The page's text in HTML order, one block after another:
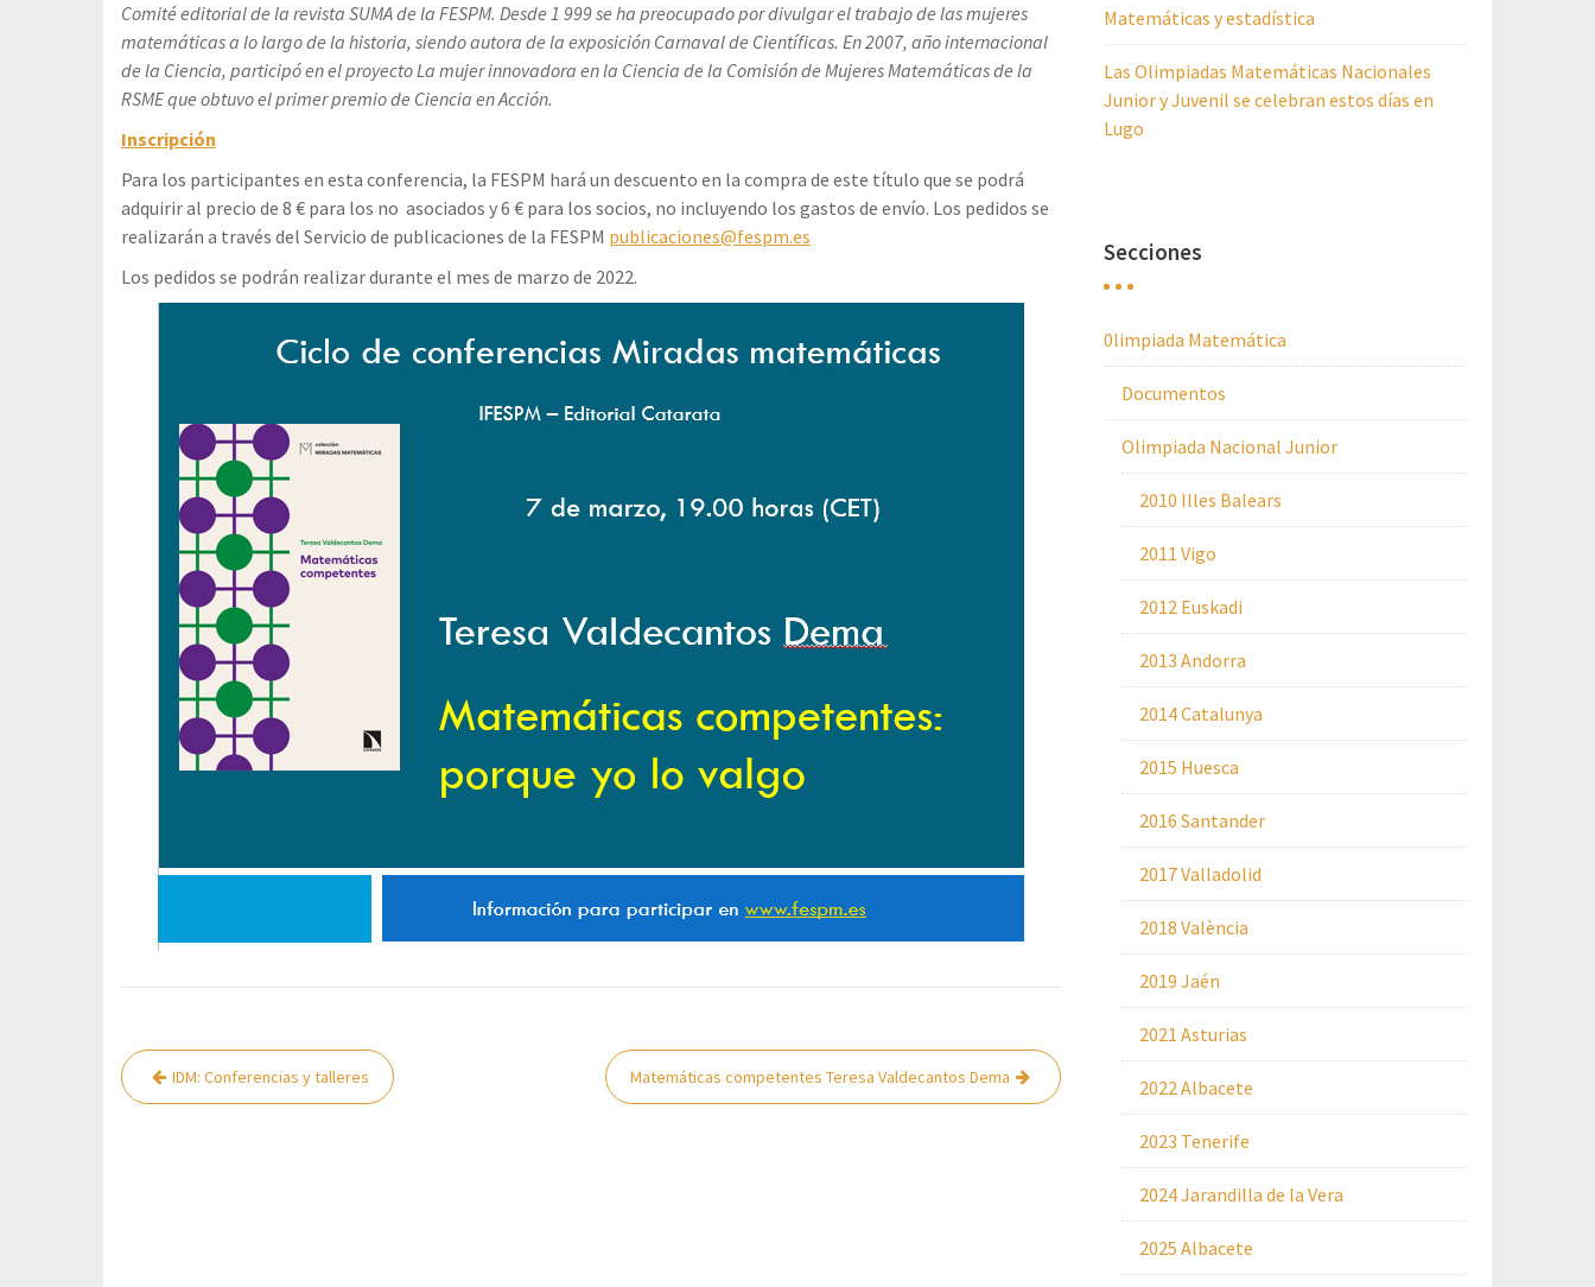
Comité editorial de la revista SUMA de la FESPM. Desde 1 999 se ha preocupado por divulgar el trabajo de las mujeres
matemáticas a lo largo de la historia, siendo autora de la exposición Carnaval de Científicas. En 2007, año internacional
de la Ciencia, participó en el proyecto La mujer innovadora en la Ciencia de la Comisión de Mujeres Matemáticas de la
RSME que obtuvo el primer premio de Ciencia en Acción.
Inscripción
Para los participantes en esta conferencia, la FESPM hará un descuento en la compra de este título que se podrá
adquirir al precio de 8 € para los no asociados y 6 € para los socios, no incluyendo los gastos de envío. Los pedidos se
realizarán a través del Servicio de publicaciones de la FESPM publicaciones@fespm.es
Los pedidos se podrán realizar durante el mes de marzo de 2022.
Navegación
de
IDM: Conferencias y talleres Matemáticas competentes Teresa Valdecantos Dema
Matemáticas y estadística
Las Olimpiadas Matemáticas Nacionales
Junior y Juvenil se celebran estos días en
Lugo
Secciones
0limpiada Matemática
Documentos
Olimpiada Nacional Junior
2010 Illes Balears
2011 Vigo
2012 Euskadi
2013 Andorra
2014 Catalunya
2015 Huesca
2016 Santander
2017 Valladolid
2018 València
2019 Jaén
2021 Asturias
2022 Albacete
2023 Tenerife
2024 Jarandilla de la Vera
2025 Albacete